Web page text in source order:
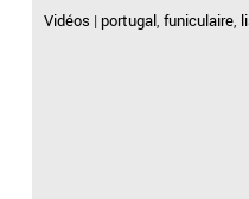
Vidéos | portugal,funiculaire,